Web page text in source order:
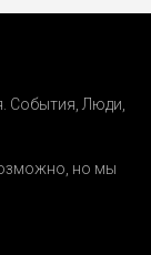
События Люди
но мы